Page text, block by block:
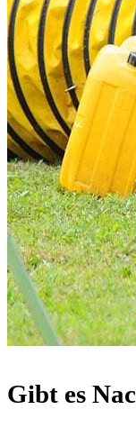
Gibt es